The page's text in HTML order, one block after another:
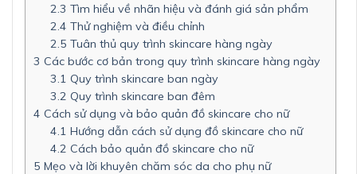
2.3 Tìm hiểu về nhãn hiệu và đánh giá sản phẩm
2.4 Thử nghiệm và điều chỉnh
2.5 Tuân thủ quy trình skincare hàng ngày
3 Các bước cơ bản trong quy trình skincare hàng ngày
3.1 Quy trình skincare ban ngày
3.2 Quy trình skincare ban đêm
4 Cách sử dụng và bảo quản đồ skincare cho nữ
4.1 Hướng dẫn cách sử dụng đồ skincare cho nữ
4.2 Cách bảo quản đồ skincare cho nữ
5 Mẹo và lời khuyên chăm sóc da cho phụ nữ